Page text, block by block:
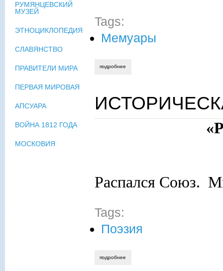
Tags:
Мемуары
подробнее
Распался Союз.
Tags:
Поэзия
подробнее
РУМЯНЦЕВСКИЙ
МУЗЕЙ
ЭТНОЦИКЛОПЕДИЯ
СЛАВЯНСТВО
ПРАВИТЕЛИ МИРА
ПЕРВАЯ МИРОВАЯ
АПСУАРА
ВОЙНА 1812 ГОДА
МОСКОВИЯ